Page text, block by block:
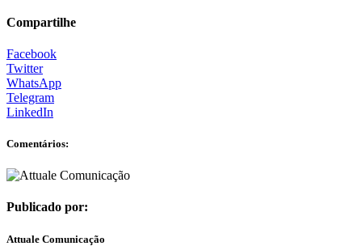
Compartilhe
Facebook
Twitter
WhatsApp
Telegram
LinkedIn
Comentários:
Publicado por:
Attuale Comunicação